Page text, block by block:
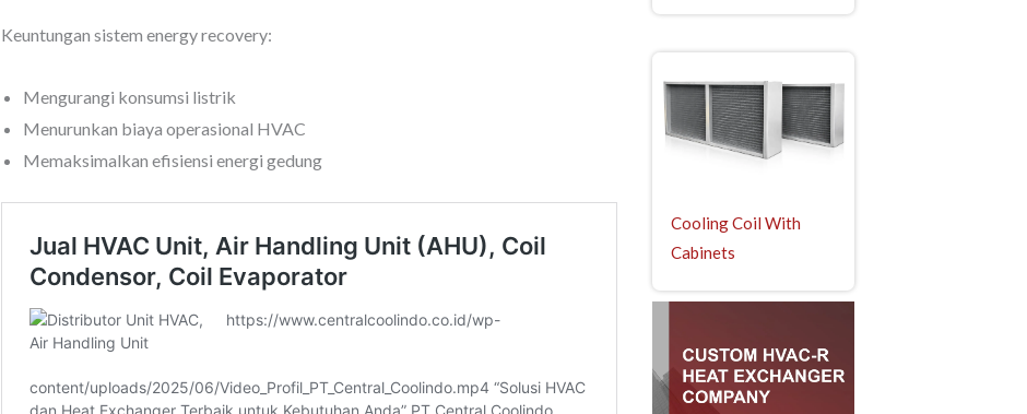
Keuntungan sistem energy recovery:
Mengurangi konsumsi listrik
Menurunkan biaya operasional HVAC
Memaksimalkan efisiensi energi gedung
Cooling Coil With
Cabinets